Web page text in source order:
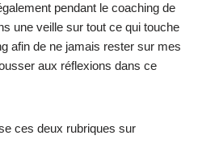
pendant le coaching de
une veille sur tout ce qui touche
afin de ne jamais rester sur mes
aux réflexions dans ce
ces deux rubriques sur